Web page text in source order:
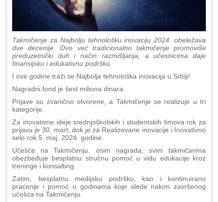
Takmičenje za Najbolju tehnološku inovaciju 2024. obeležava
dve decenije. Ovo već tradicionalno takmičenje promoviše
preduzetnički duh i način razmišljanja, a učesnicima daje
finansijsku i edukativnu podršku.
I ove godine traži se Najbolja tehnološka inovacija u Srbiji!
Nagradni fond je šest miliona dinara.
Prijave su zvanično otvorene, a Takmičenje se realizuje u tri
kategorije.
Za inovativne ideje srednjoškolskih i studentskih timova rok za
prijavu je 30. mart, dok je za Realizovane inovacije i Inovativno
selo rok 5. maj. 2024. godine.
Učešće na Takmičenju, osim nagrada, svim takmičarima
obezbeđuje besplatnu stručnu pomoć u vidu edukacije kroz
treninge i konsalting.
Zatim, besplatnu medijsku podršku, kao i kontinuirano
praćenje i pomoć u godinama koje slede nakon završenog
učešća na Takmičenju.